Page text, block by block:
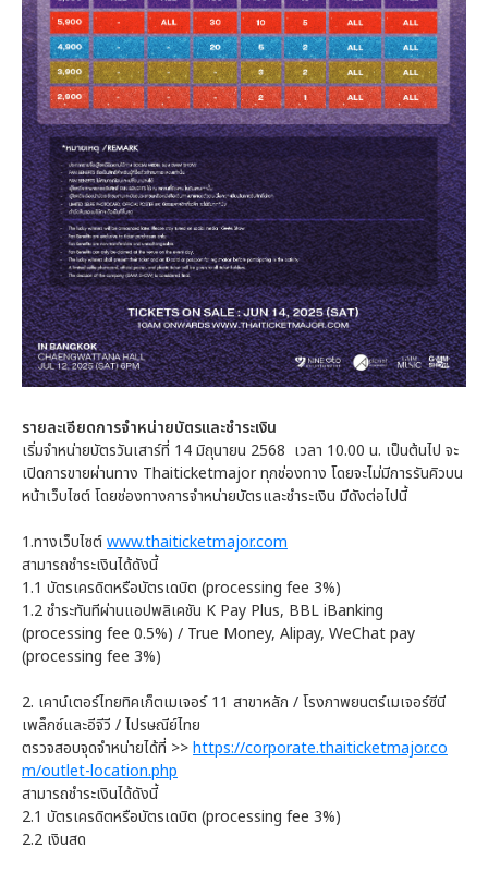
รายละเอียดการจำหน่ายบัตรและชำระเงิน
เริ่มจำหน่ายบัตรวันเสาร์ที่ 14 มิถุนายน 2568 เวลา 10.00 น. เป็นต้นไป จะ
เปิดการขายผ่านทาง Thaiticketmajor ทุกช่องทาง โดยจะไม่มีการรันคิวบน
หน้าเว็บไซต์ โดยช่องทางการจำหน่ายบัตรและชำระเงิน มีดังต่อไปนี้
1.ทางเว็บไซต์www.thaiticketmajor.com
สามารถชำระเงินได้ดังนี้
1.1 บัตรเครดิตหรือบัตรเดบิต (processing fee 3%)
1.2 ชำระทันทีผ่านแอปพลิเคชัน K Pay Plus, BBL iBanking
(processing fee 0.5%) / True Money, Alipay, WeChat pay
(processing fee 3%)
2. เคาน์เตอร์ไทยทิคเก็ตเมเจอร์ 11 สาขาหลัก / โรงภาพยนตร์เมเจอร์ซีนี
เพล็กซ์และอีจีวี / ไปรษณีย์ไทย
ตรวจสอบจุดจำหน่ายได้ที่ >>https://corporate.thaiticketmajor.co
m/outlet-location.php
สามารถชำระเงินได้ดังนี้
2.1 บัตรเครดิตหรือบัตรเดบิต (processing fee 3%)
2.2 เงินสด